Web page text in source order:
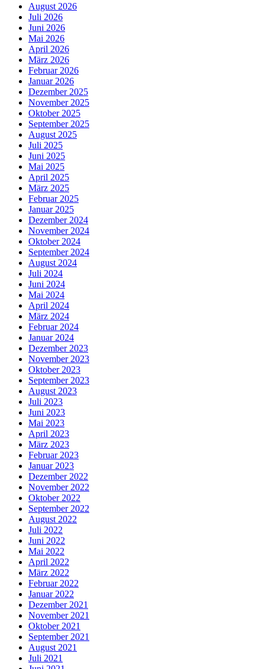
August 2026
Juli 2026
Juni 2026
Mai 2026
April 2026
März 2026
Februar 2026
Januar 2026
Dezember 2025
November 2025
Oktober 2025
September 2025
August 2025
Juli 2025
Juni 2025
Mai 2025
April 2025
März 2025
Februar 2025
Januar 2025
Dezember 2024
November 2024
Oktober 2024
September 2024
August 2024
Juli 2024
Juni 2024
Mai 2024
April 2024
März 2024
Februar 2024
Januar 2024
Dezember 2023
November 2023
Oktober 2023
September 2023
August 2023
Juli 2023
Juni 2023
Mai 2023
April 2023
März 2023
Februar 2023
Januar 2023
Dezember 2022
November 2022
Oktober 2022
September 2022
August 2022
Juli 2022
Juni 2022
Mai 2022
April 2022
März 2022
Februar 2022
Januar 2022
Dezember 2021
November 2021
Oktober 2021
September 2021
August 2021
Juli 2021